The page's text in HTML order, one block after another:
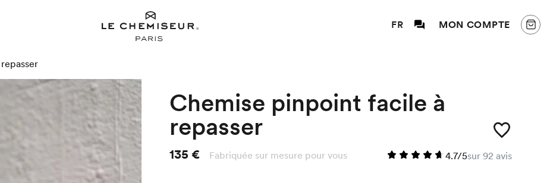
FR MON COMPTE
Chemise pinpoint facile à
repasser
135 € Fabriquée sur mesure pour vous 4.7/5sur 92 avis